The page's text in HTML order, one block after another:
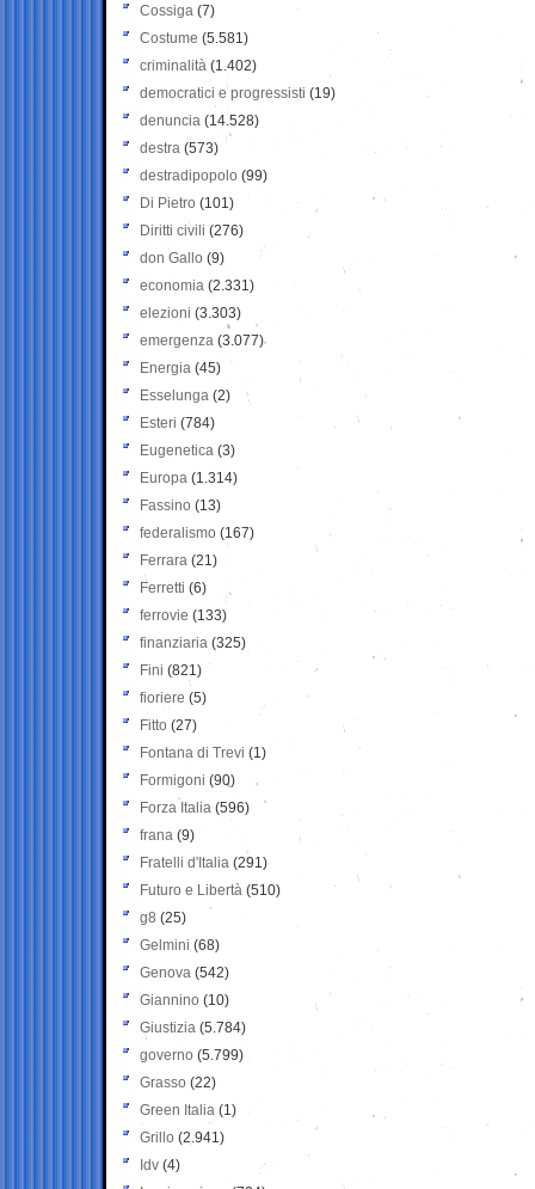
Cossiga (7)
Costume (5.581)
criminalità (1.402)
democratici e progressisti (19)
denuncia (14.528)
destra (573)
destradipopolo (99)
Di Pietro (101)
Diritti civili (276)
don Gallo (9)
economia (2.331)
elezioni (3.303)
emergenza (3.077)
Energia (45)
Esselunga (2)
Esteri (784)
Eugenetica (3)
Europa (1.314)
Fassino (13)
federalismo (167)
Ferrara (21)
Ferretti (6)
ferrovie (133)
finanziaria (325)
Fini (821)
fioriere (5)
Fitto (27)
Fontana di Trevi (1)
Formigoni (90)
Forza Italia (596)
frana (9)
Fratelli d'Italia (291)
Futuro e Libertà (510)
g8 (25)
Gelmini (68)
Genova (542)
Giannino (10)
Giustizia (5.784)
governo (5.799)
Grasso (22)
Green Italia (1)
Grillo (2.941)
Idv (4)